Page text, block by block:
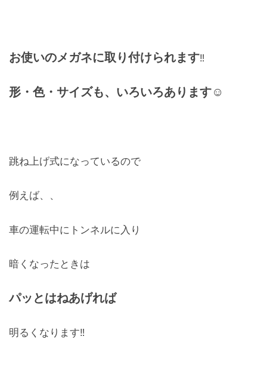
お使いのメガネに取り付けられます‼️
形・色・サイズも、いろいろあります☺︎
跳ね上げ式になっているので
例えば、、
車の運転中にトンネルに入り
暗くなったときは
パッとはねあげれば
明るくなります‼️